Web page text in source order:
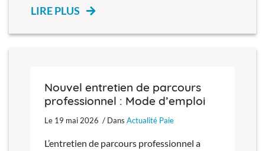
LIRE PLUS
Nouvel entretien de parcours
professionnel : Mode d’emploi
Le 19 mai 2026 / Dans Actualité Paie
L’entretien de parcours professionnel a